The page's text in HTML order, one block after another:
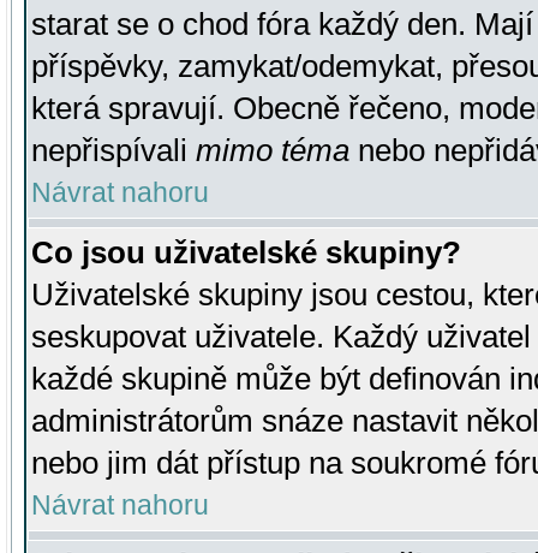
starat se o chod fóra každý den.
příspěvky, zamykat/odemykat,
která spravují. Obecně řečeno,
nepřispívali mimo téma nebo
Návrat nahoru
Co jsou uživatelské skupiny?
Uživatelské skupiny jsou cestou,
seskupovat uživatele. Každý
každé skupině může být definován
administrátorům snáze nastavit
nebo jim dát přístup na soukromé
Návrat nahoru